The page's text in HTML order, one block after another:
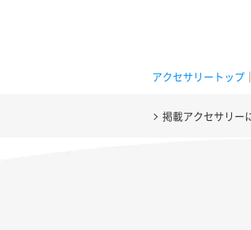
アクセサリートップ
掲載アクセサリー